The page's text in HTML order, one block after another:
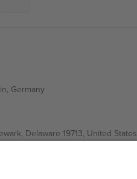
Germany
Delaware 19713, United States